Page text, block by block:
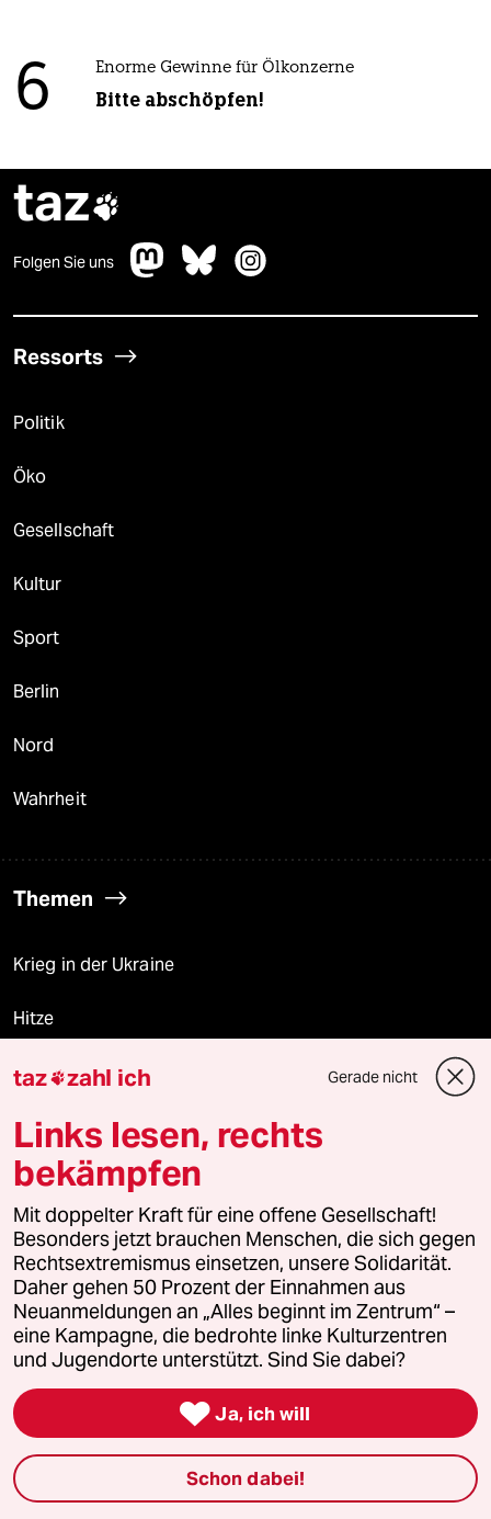
6 Enorme Gewinne für Ölkonzerne
Bitte abschöpfen!
taz
Folgen Sie uns
Ressorts
Politik
Öko
Gesellschaft
Kultur
Sport
Berlin
Nord
Wahrheit
Themen
Krieg in der Ukraine
Hitze
Niedrigwasser
Waldbrände
Verlag
Aktuelles
Hausblog
Die Seitenwende
Stellen
Presse
taz zahl ich Gerade nicht
Links lesen, rechts
bekämpfen
Mit doppelter Kraft für eine offene Gesellschaft!
Besonders jetzt brauchen Menschen, die sich gegen
Rechtsextremismus einsetzen, unsere Solidarität.
Daher gehen 50 Prozent der Einnahmen aus
Neuanmeldungen an „Alles beginnt im Zentrum“ –
eine Kampagne, die bedrohte linke Kulturzentren
und Jugendorte unterstützt. Sind Sie dabei?
 Ja, ich will
Schon dabei!